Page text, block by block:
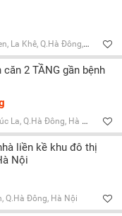
La Khê, Q.Hà Đông, Hà Nội
2 TẦNG gần bệnh
La, Q.Hà Đông, Hà Nội
liền kề khu đô thị
Nội
Q.Hà Đông, Hà Nội